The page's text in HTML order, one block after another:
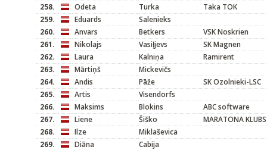
258.
Odeta Turka
Taka TOK
259.
Eduards
Salenieks
260.
Anvars Betkers
VSK Noskrien
261.
Nikolajs Vasiļjevs
SK Magnen
262.
Laura Kalniņa
Ramirent
263.
Mārtiņš
Mickevičs
264.
Andis Pāže
SK Ozolnieki-LSC
265.
Artis
Visendorfs
266.
Maksims Blokins
ABC software
267.
Liene Šiško
MARATONA KLUBS
268.
Ilze
Miklaševica
269.
Diāna
Cabija